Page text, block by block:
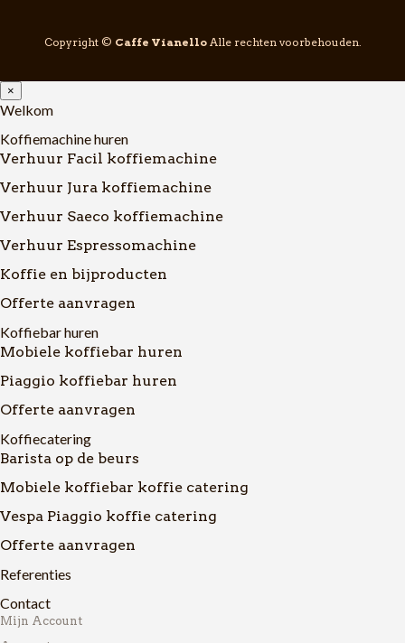
Copyright © Caffe VianelloAlle rechten voorbehouden.
×
Welkom
Koffiemachine huren
Verhuur Facil koffiemachine
Verhuur Jura koffiemachine
Verhuur Saeco koffiemachine
Verhuur Espressomachine
Koffie en bijproducten
Offerte aanvragen
Koffiebar huren
Mobiele koffiebar huren
Piaggio koffiebar huren
Offerte aanvragen
Koffiecatering
Barista op de beurs
Mobiele koffiebar koffie catering
Vespa Piaggio koffie catering
Offerte aanvragen
Referenties
Contact
Mijn Account